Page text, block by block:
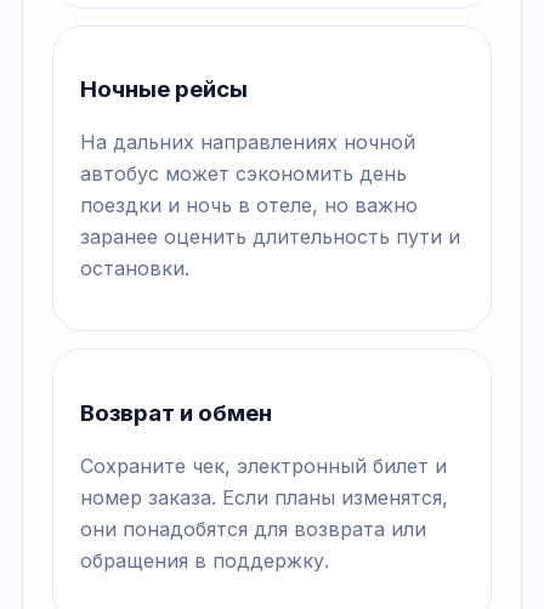
Ночные рейсы
На дальних направлениях ночной
автобус может сэкономить день
поездки и ночь в отеле, но важно
заранее оценить длительность пути и
остановки.
Возврат и обмен
Сохраните чек, электронный билет и
номер заказа. Если планы изменятся,
они понадобятся для возврата или
обращения в поддержку.